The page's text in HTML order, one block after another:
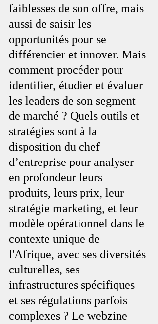
faiblesses de son offre, mais
aussi de saisir les
opportunités pour se
différencier et innover. Mais
comment procéder pour
identifier, étudier et évaluer
les leaders de son segment
de marché ? Quels outils et
stratégies sont à la
disposition du chef
d’entreprise pour analyser
en profondeur leurs
produits, leurs prix, leur
stratégie marketing, et leur
modèle opérationnel dans le
contexte unique de
l'Afrique, avec ses diversités
culturelles, ses
infrastructures spécifiques
et ses régulations parfois
complexes ? Le webzine